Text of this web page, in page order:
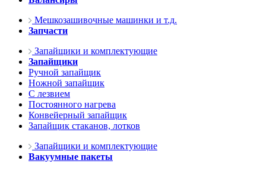
Мешкозашивочные машинки и т.д.
Запчасти
Запайщики и комплектующие
Запайщики
Ручной запайщик
Ножной запайщик
С лезвием
Постоянного нагрева
Конвейерный запайщик
Запайщик стаканов, лотков
Запайщики и комплектующие
Вакуумные пакеты